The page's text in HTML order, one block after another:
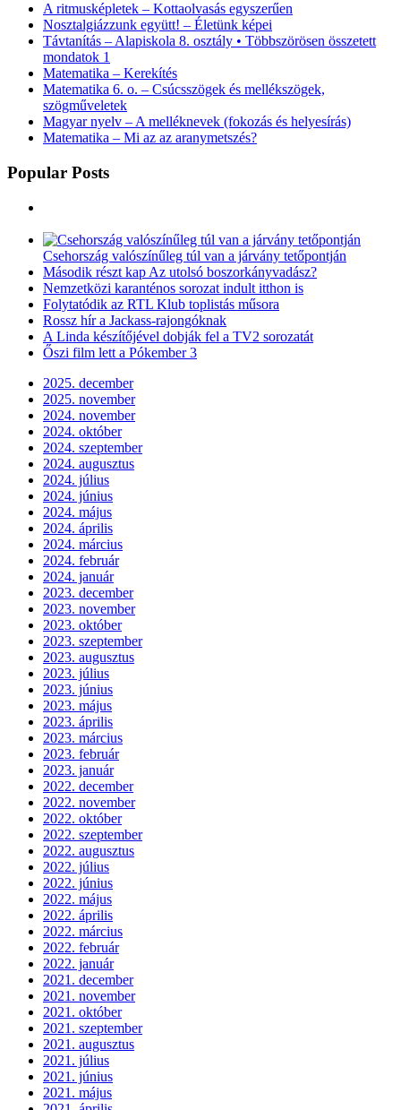
A ritmusképletek – Kottaolvasás egyszerűen
Nosztalgiázzunk együtt! – Életünk képei
Távtanítás – Alapiskola 8. osztály • Többszörösen összetett
mondatok 1
Matematika – Kerekítés
Matematika 6. o. – Csúcsszögek és mellékszögek,
szögműveletek
Magyar nyelv – A melléknevek (fokozás és helyesírás)
Matematika – Mi az az aranymetszés?
Popular Posts
Csehország valószínűleg túl van a járvány tetőpontján
Második részt kap Az utolsó boszorkányvadász?
Nemzetközi karanténos sorozat indult itthon is
Folytatódik az RTL Klub toplistás műsora
Rossz hír a Jackass-rajongóknak
A Linda készítőjével dobják fel a TV2 sorozatát
Őszi film lett a Pókember 3
2025. december
2025. november
2024. november
2024. október
2024. szeptember
2024. augusztus
2024. július
2024. június
2024. május
2024. április
2024. március
2024. február
2024. január
2023. december
2023. november
2023. október
2023. szeptember
2023. augusztus
2023. július
2023. június
2023. május
2023. április
2023. március
2023. február
2023. január
2022. december
2022. november
2022. október
2022. szeptember
2022. augusztus
2022. július
2022. június
2022. május
2022. április
2022. március
2022. február
2022. január
2021. december
2021. november
2021. október
2021. szeptember
2021. augusztus
2021. július
2021. június
2021. május